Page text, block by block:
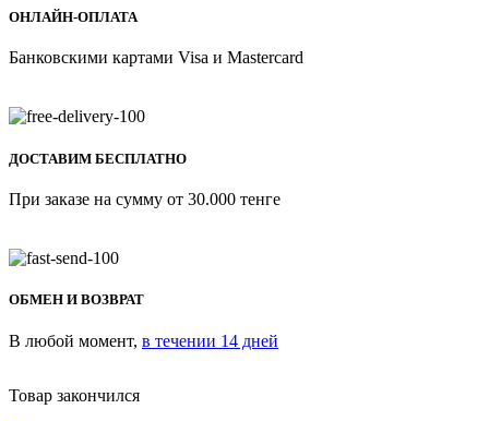
ОНЛАЙН-ОПЛАТА
Банковскими картами Visa и Mastercard
ДОСТАВИМ БЕСПЛАТНО
При заказе на сумму от 30.000 тенге
ОБМЕН И ВОЗВРАТ
В любой момент, в течении 14 дней
Товар закончился